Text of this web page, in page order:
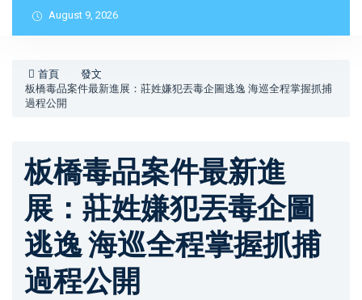
August 9, 2026
首頁
發文
板橋毒品案件最新進展：莊姓嫌犯丟毒企圖逃逸 海巡全程掌握抓捕
過程公開
板橋毒品案件最新進
展：莊姓嫌犯丟毒企圖
逃逸 海巡全程掌握抓捕
過程公開